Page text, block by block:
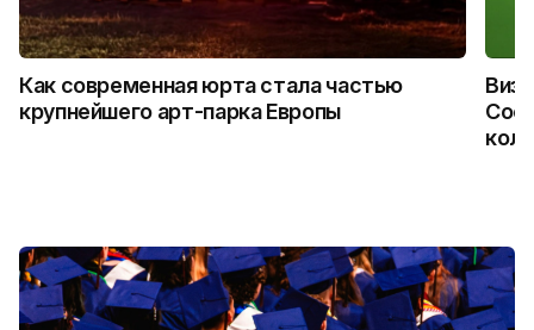
Как современная юрта стала частью
крупнейшего арт-парка Европы